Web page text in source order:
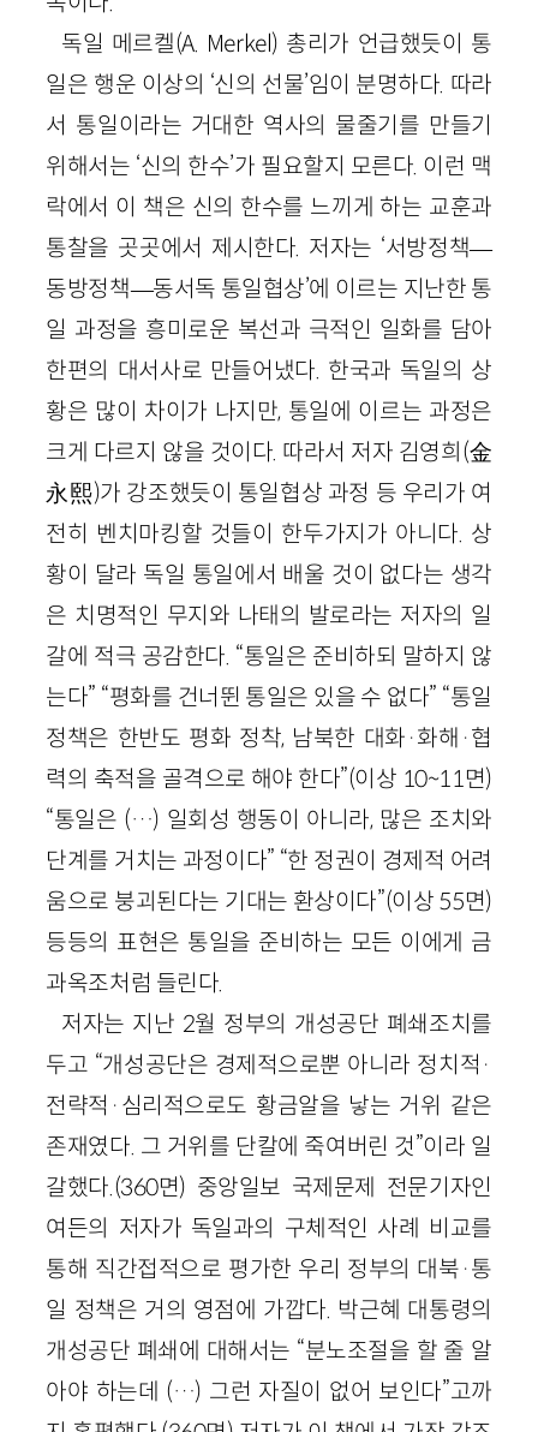
독일 메르켈(A. Merkel) 총리가 언급했듯이 통
일은 행운 이상의 ‘신의 선물’임이 분명하다. 따라
서 통일이라는 거대한 역사의 물줄기를 만들기
위해서는 ‘신의 한수’가 필요할지 모른다. 이런 맥
락에서 이 책은 신의 한수를 느끼게 하는 교훈과
통찰을 곳곳에서 제시한다. 저자는 ‘서방정책—
동방정책—동서독 통일협상’에 이르는 지난한 통
일 과정을 흥미로운 복선과 극적인 일화를 담아
한편의 대서사로 만들어냈다. 한국과 독일의 상
황은 많이 차이가 나지만, 통일에 이르는 과정은
크게 다르지 않을 것이다. 따라서 저자 김영희(金
永熙)가 강조했듯이 통일협상 과정 등 우리가 여
전히 벤치마킹할 것들이 한두가지가 아니다. 상
황이 달라 독일 통일에서 배울 것이 없다는 생각
은 치명적인 무지와 나태의 발로라는 저자의 일
갈에 적극 공감한다. “통일은 준비하되 말하지 않
는다” “평화를 건너뛴 통일은 있을 수 없다” “통일
정책은 한반도 평화 정착, 남북한 대화 ·화해 ·협
력의 축적을 골격으로 해야 한다”(이상 10~11면)
“통일은 (…) 일회성 행동이 아니라, 많은 조치와
단계를 거치는 과정이다” “한 정권이 경제적 어려
움으로 붕괴된다는 기대는 환상이다”(이상 55면)
등등의 표현은 통일을 준비하는 모든 이에게 금
과옥조처럼 들린다.
저자는 지난 2월 정부의 개성공단 폐쇄조치를
두고 “개성공단은 경제적으로뿐 아니라 정치적 ·
전략적 · 심리적으로도 황금알을 낳는 거위 같은
존재였다. 그 거위를 단칼에 죽여버린 것”이라 일
갈했다.(360면) 중앙일보 국제문제 전문기자인
여든의 저자가 독일과의 구체적인 사례 비교를
통해 직간접적으로 평가한 우리 정부의 대북 ·통
일 정책은 거의 영점에 가깝다. 박근혜 대통령의
개성공단 폐쇄에 대해서는 “분노조절을 할 줄 알
아야 하는데 (…) 그런 자질이 없어 보인다”고까